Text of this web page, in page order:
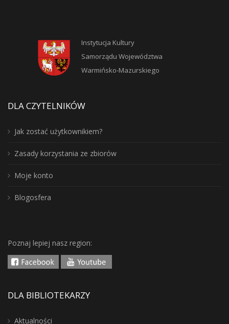
Instytucja Kultury
Samorządu Województwa
Warmińsko-Mazurskiego
DLA CZYTELNIKÓW
Jak zostać użytkownikiem?
Zasady korzystania ze zbiorów
Moje konto
Blogosfera
Poznaj lepiej nasz region:
DLA BIBLIOTEKARZY
Aktualności